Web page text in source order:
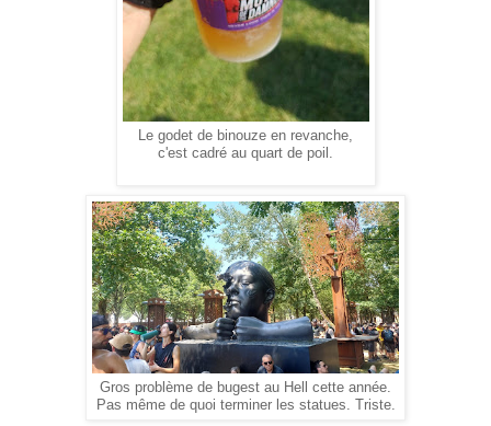
Le godet de binouze en revanche,
c'est cadré au quart de poil.
Gros problème de bugest au Hell cette année.
Pas même de quoi terminer les statues. Triste.